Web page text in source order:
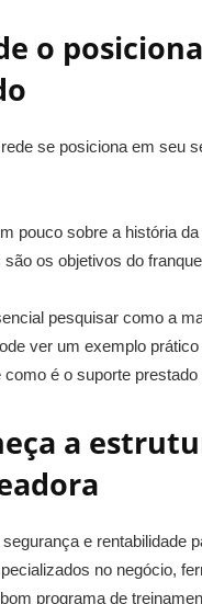
o
se posiciona em seu
pouco sobre a história
são os objetivos do
pesquisar como a
ver um exemplo
como é o suporte
a
e rentabilidade
no negócio,
programa de